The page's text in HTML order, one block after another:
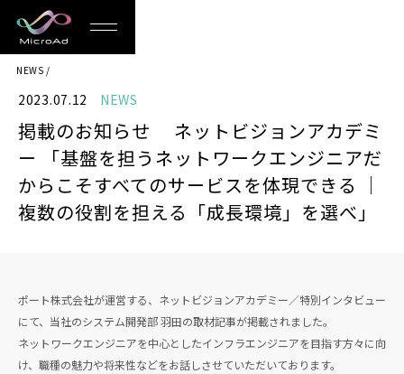
MicroAd
-
Redesigning
the
Future
Life
NEWS
2023.07.12 NEWS
掲載のお知らせ ネットビジョンアカデミ
ー 「基盤を担うネットワークエンジニアだ
からこそすべてのサービスを体現できる ｜
複数の役割を担える「成長環境」を選べ」
ポート株式会社が運営する、ネットビジョンアカデミー／特別インタビュー
にて、当社のシステム開発部 羽田の取材記事が掲載されました。
ネットワークエンジニアを中心としたインフラエンジニアを目指す方々に向
け、職種の魅力や将来性などをお話しさせていただいております。